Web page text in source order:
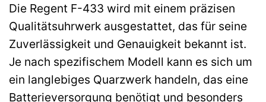
Die Regent F-433 wird mit einem präzisen
Qualitätsuhrwerk ausgestattet, das für seine
Zuverlässigkeit und Genauigkeit bekannt ist.
Je nach spezifischem Modell kann es sich um
ein langlebiges Quarzwerk handeln, das eine
Batterieversorgung benötigt und besonders